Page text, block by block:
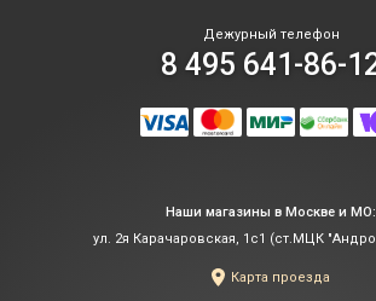
Дежурный телефон
8 495 641-86-
Наши магазины в Москве и МО:
ул. 2я Карачаровская, 1с1 (ст.МЦК
Карта проезда